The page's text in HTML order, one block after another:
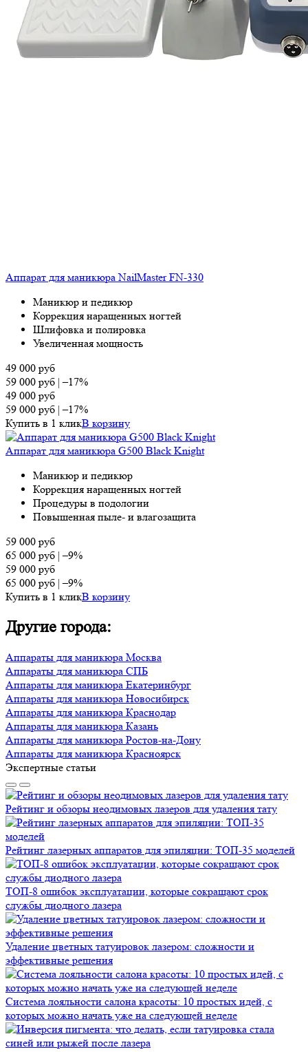
Аппарат для маникюра NailMaster FN-330
Маникюр и педикюр
Коррекция наращенных ногтей
Шлифовка и полировка
Увеличенная мощность
49 000 руб
59 000 руб |–17%
49 000 руб
59 000 руб |–17%
Купить в 1 кликВ корзину
Аппарат для маникюра G500 Black Knight
Маникюр и педикюр
Коррекция наращенных ногтей
Процедуры в подологии
Повышенная пыле- и влагозащита
59 000 руб
65 000 руб |–9%
59 000 руб
65 000 руб |–9%
Купить в 1 кликВ корзину
Другие города:
Аппараты для маникюра Москва
Аппараты для маникюра СПБ
Аппараты для маникюра Екатеринбург
Аппараты для маникюра Новосибирск
Аппараты для маникюра Краснодар
Аппараты для маникюра Казань
Аппараты для маникюра Ростов-на-Дону
Аппараты для маникюра Красноярск
Экспертные статьи
Рейтинг и обзоры неодимовых лазеров для удаления тату
Рейтинг лазерных аппаратов для эпиляции: ТОП-35 моделей
ТОП-8 ошибок эксплуатации, которые сокращают срок
службы диодного лазера
Удаление цветных татуировок лазером: сложности и
эффективные решения
Система лояльности салона красоты: 10 простых идей, с
которых можно начать уже на следующей неделе